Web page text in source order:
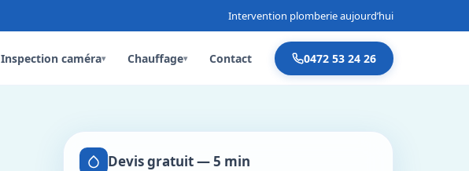
Intervention plomberie aujourd’hui
Inspection caméra▾ Chauffage▾ Contact 0472 53 24 26
Devis gratuit — 5 min